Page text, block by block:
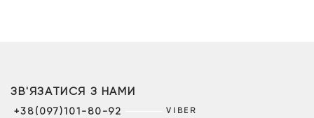
ЗВ'ЯЗАТИСЯ З НАМИ
+38(097)101-80-92 VIBER